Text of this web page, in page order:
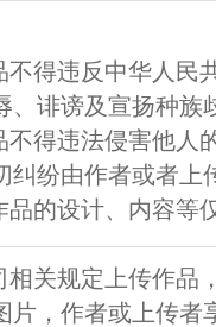
得违反中华人民
、诽谤及宣扬种族
得违法侵害他人
纠纷由作者或者上
的设计、内容等
关规定上传作品
片，作者或上传者